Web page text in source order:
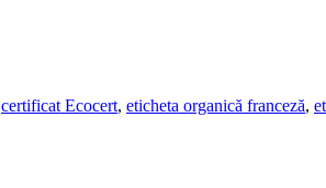
certificat Ecocert, eticheta organică franceză,